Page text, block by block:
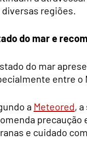
regiões.
do mar e
do mar
entre o
a Meteored,
precaução
e cuidado